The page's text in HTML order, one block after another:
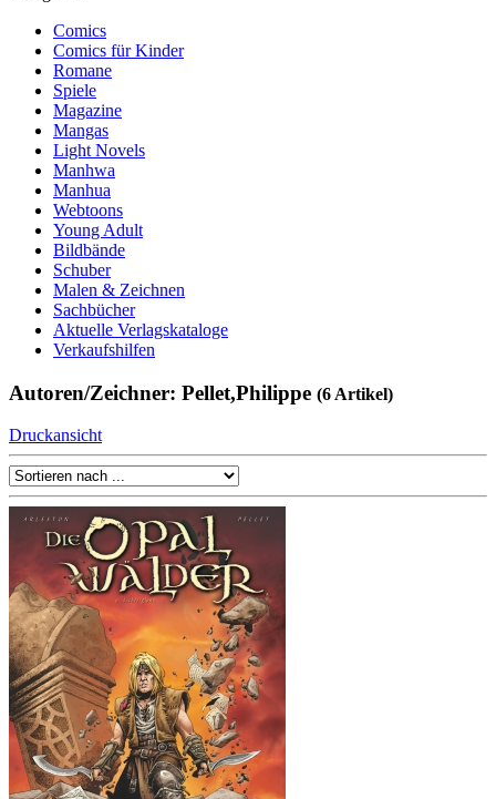
Comics
Comics für Kinder
Romane
Spiele
Magazine
Mangas
Light Novels
Manhwa
Manhua
Webtoons
Young Adult
Bildbände
Schuber
Malen & Zeichnen
Sachbücher
Aktuelle Verlagskataloge
Verkaufshilfen
Autoren/Zeichner: Pellet,Philippe (6 Artikel)
Druckansicht